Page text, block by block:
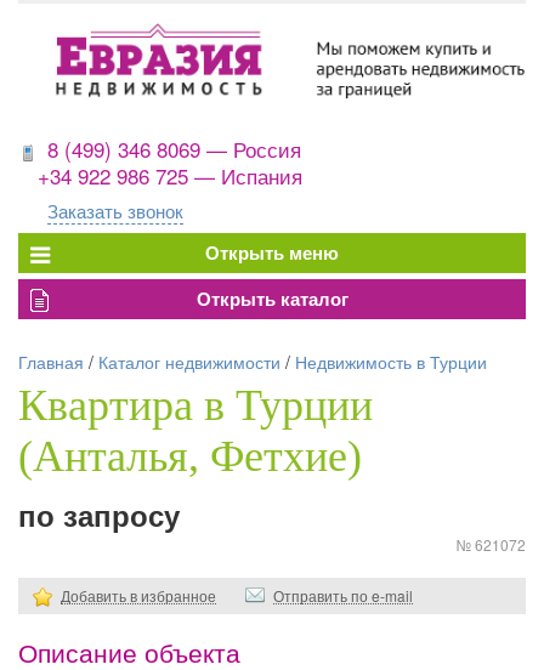
8 (499) 346 8069 — Россия
+34 922 986 725 — Испания
Заказать звонок
Главная / Каталог недвижимости / Недвижимость в Турции
Квартира в Турции
(Анталья, Фетхие)
по запросу
№ 621072
Добавить в избранное Отправить по e-mail
Описание объекта